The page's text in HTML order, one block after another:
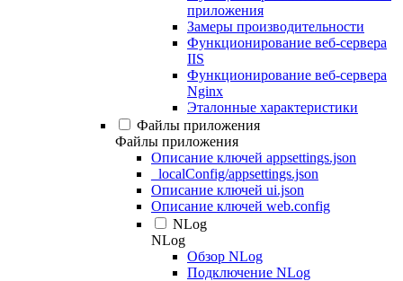
приложения
Замеры производительности
Функционирование веб-сервера
IIS
Функционирование веб-сервера
Nginx
Эталонные характеристики
Файлы приложения
Файлы приложения
Описание ключей appsettings.json
_localConfig/appsettings.json
Описание ключей ui.json
Описание ключей web.config
NLog
NLog
Обзор NLog
Подключение NLog